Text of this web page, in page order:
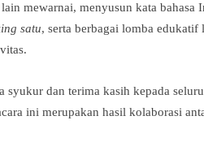
mewarnai, menyusun kata bahasa
satu, serta berbagai lomba
dan terima kasih kepada
ini merupakan hasil kolaborasi